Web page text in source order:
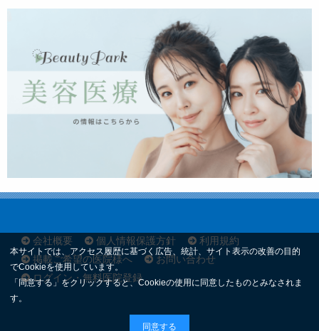
会社概要 個人情報保護方針
利用規約
掲載ご希望の医院様へ
お問い合わせ
ログイン・無料医院登録
本サイトでは、アクセス履歴に基づく広告、統計、サイト表示の改善の目的
でCookieを使用しています。
「同意する」をクリックすると、Cookieの使用に同意したものとみなされま
す。
同意する